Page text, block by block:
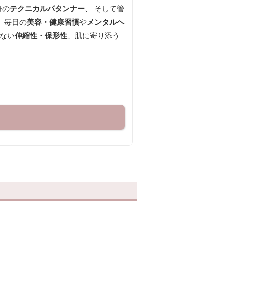
のテクニカルパタンナー、 そして管
毎日の美容・健康習慣やメンタルヘ
い伸縮性・保形性、肌に寄り添う